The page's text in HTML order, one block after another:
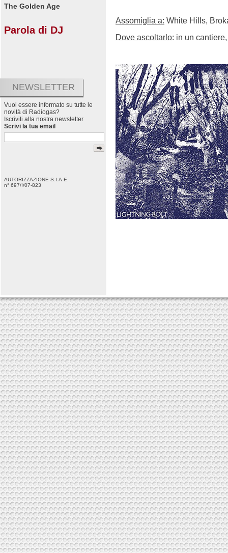
The Golden Age
Parola di DJ
NEWSLETTER
Vuoi essere informato su tutte le
novità di Radiogas?
Iscriviti alla nostra newsletter
Scrivi la tua email
AUTORIZZAZIONE S.I.A.E.
n° 697/I/07-823
Assomiglia a: White Hills,
Dove ascoltarlo: in un